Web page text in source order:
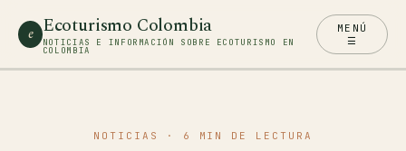
e Ecoturismo Colombia
NOTICIAS E INFORMACIÓN SOBRE ECOTURISMO EN
COLOMBIA
MENÚ
☰
NOTICIAS · 6 MIN DE LECTURA